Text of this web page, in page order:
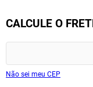
CALCULE O
Não sei meu CEP